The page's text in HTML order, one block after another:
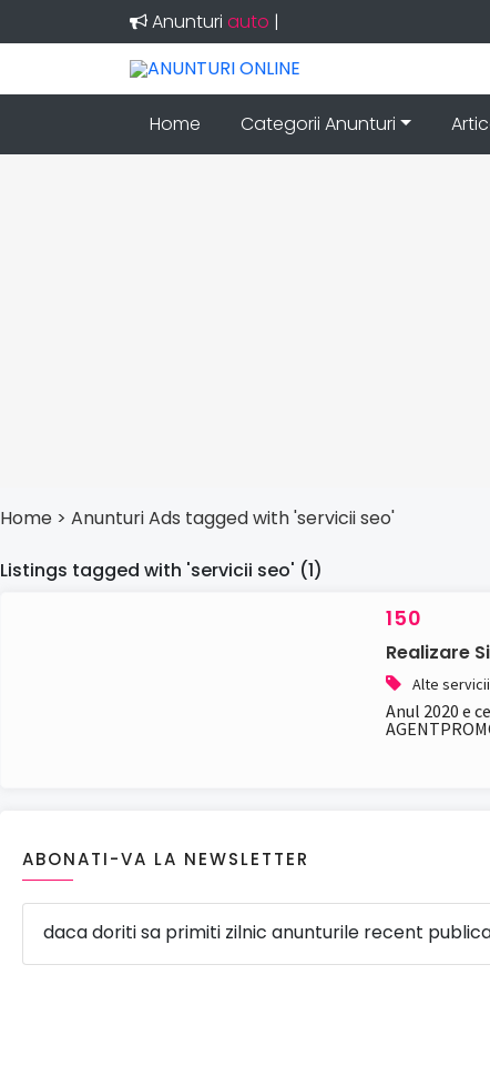
Anunturi auto |
Home Categorii Anunturi
Home > AnunturiAds tagged with 'servicii seo'
Listings tagged with 'servicii seo' (1)
150
Realizare
Alte servicii
Anul 2020 e
ABONATI-VA LA NEWSLETTER
daca doriti sa primiti zilnic anunturile recent